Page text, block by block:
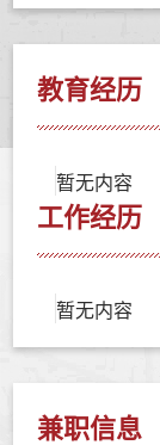
教育经历
暂无内容
工作经历
暂无内容
兼职信息